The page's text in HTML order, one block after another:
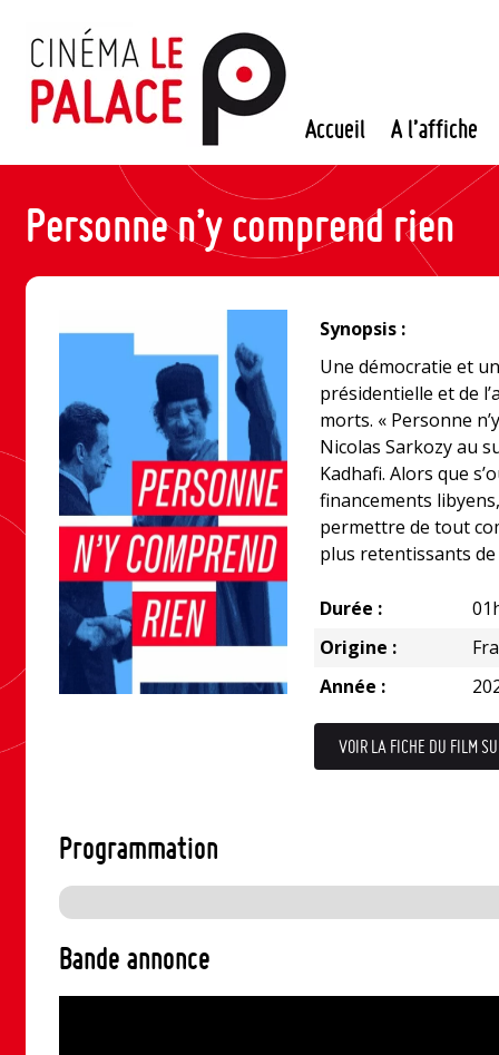
contenu
Accueil A l’affiche
Personne n’y comprend rien
Synopsis :
Une démocratie et
présidentielle et de
morts. « Personne
Nicolas Sarkozy au
Kadhafi. Alors que
financements
permettre de tout
plus retentissants de
Durée :
Origine :
Année :
VOIR LA FICHE DU FILM
Programmation
Bande annonce